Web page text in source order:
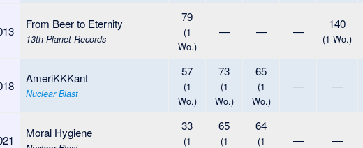
From Beer to Eternity
13th Planet Records
79
(1
Wo.)
— — —
140
(1 Wo.)
AmeriKKKant
Nuclear Blast
57
(1
Wo.)
73
(1
Wo.)
65
(1
Wo.)
— —
Moral Hygiene 33
(1
65
(1
64
(1 — —